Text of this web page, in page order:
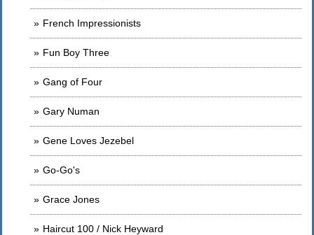
French Impressionists
Fun Boy Three
Gang of Four
Gary Numan
Gene Loves Jezebel
Go-Go's
Grace Jones
Haircut 100 / Nick Heyward